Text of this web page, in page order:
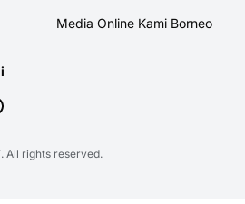
Media Online Kami Borneo
. All rights reserved.